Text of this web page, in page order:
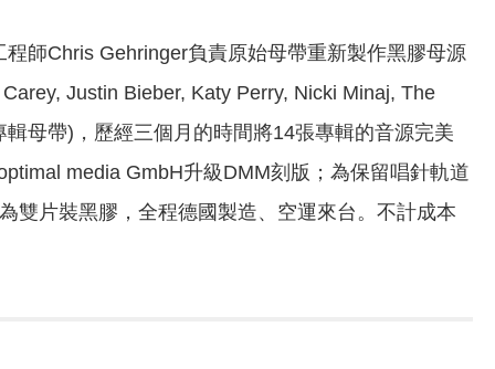
師Chris Gehringer負責原始母帶重新製作黑膠母源
Justin Bieber, Katy Perry, Nicki Minaj, The
母帶)，歷經三個月的時間將14張專輯的音源完美
media GmbH升級DMM刻版；為保留唱針軌道
雙片裝黑膠，全程德國製造、空運來台。不計成本